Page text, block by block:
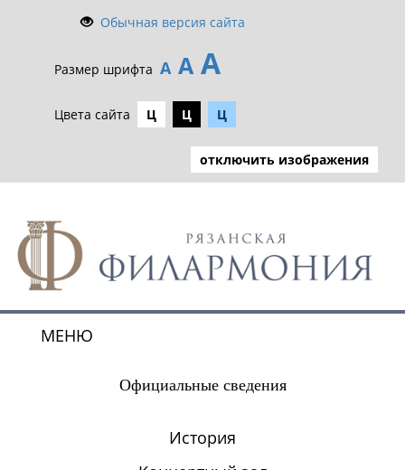
Обычная версия сайта
Размер шрифта А А А
Цвета сайта Ц Ц Ц
отключить изображения
МЕНЮ
Официальные сведения
История